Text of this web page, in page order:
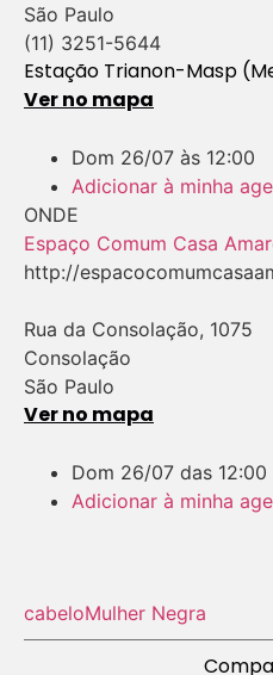
São Paulo
(11) 3251-5644
Estação Trianon-Masp
Ver no mapa
Dom 26/07 às 12:00
Adicionar à minha
ONDE
Espaço Comum Casa
http://
Rua da Consolação, 1075
Consolação
São Paulo
Ver no mapa
Dom 26/07 das 12:00
Adicionar à minha
cabeloMulher Negra